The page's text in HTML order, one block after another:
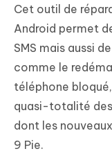
Cet outil de
Android permet
SMS mais aussi
comme le
téléphone
quasi-totalité
dont les
9 Pie.